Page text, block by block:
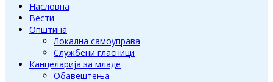
Насловна
Вести
Општина
Локална самоуправа
Службени гласници
Канцеларија за младе
Обавештења